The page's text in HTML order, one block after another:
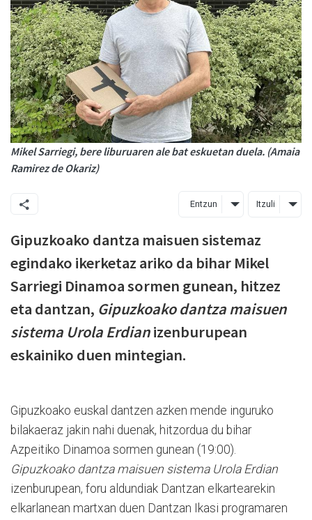
Mikel Sarriegi, bere liburuaren ale bat eskuetan duela. (Amaia
Ramirez de Okariz)
Entzun Itzuli
Gipuzkoako dantza maisuen sistemaz
egindako ikerketaz ariko da bihar Mikel
Sarriegi Dinamoa sormen gunean, hitzez
eta dantzan, Gipuzkoako dantza maisuen
sistema Urola Erdianizenburupean
eskainiko duen mintegian.
Gipuzkoako euskal dantzen azken mende inguruko
bilakaeraz jakin nahi duenak, hitzordua du bihar
Azpeitiko Dinamoa sormen gunean (19:00).
Gipuzkoako dantza maisuen sistema Urola Erdian
izenburupean, foru aldundiak Dantzan elkartearekin
elkarlanean martxan duen Dantzan Ikasi programaren